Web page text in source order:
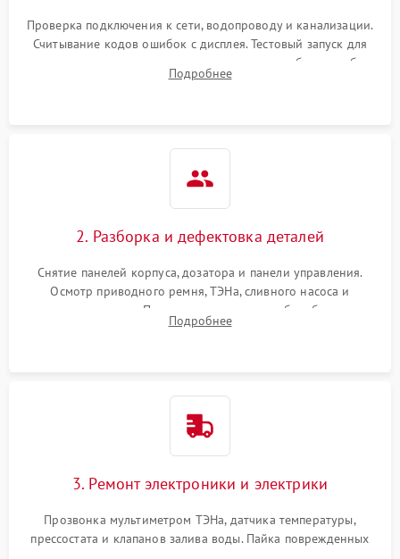
Проверка подключения к сети, водопроводу и канализации.
Считывание кодов ошибок с дисплея. Тестовый запуск для
выявления посторонних шумов, протечек или сбоев в работе
электронного модуля управления.
Подробнее
2. Разборка и дефектовка деталей
Снятие панелей корпуса, дозатора и панели управления.
Осмотр приводного ремня, ТЭНа, сливного насоса и
амортизаторов. Проверка подшипников барабана и
крестовины на износ, а манжеты люка на разрывы.
Подробнее
3. Ремонт электроники и электрики
Прозвонка мультиметром ТЭНа, датчика температуры,
прессостата и клапанов залива воды. Пайка поврежденных